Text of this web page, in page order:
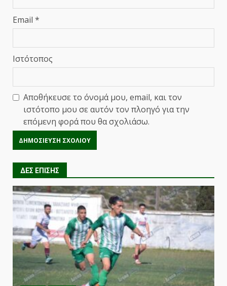
Email *
Ιστότοπος
Αποθήκευσε το όνομά μου, email, και τον
ιστότοπο μου σε αυτόν τον πλοηγό για την
επόμενη φορά που θα σχολιάσω.
ΔΕΣ ΕΠΙΣΗΣ